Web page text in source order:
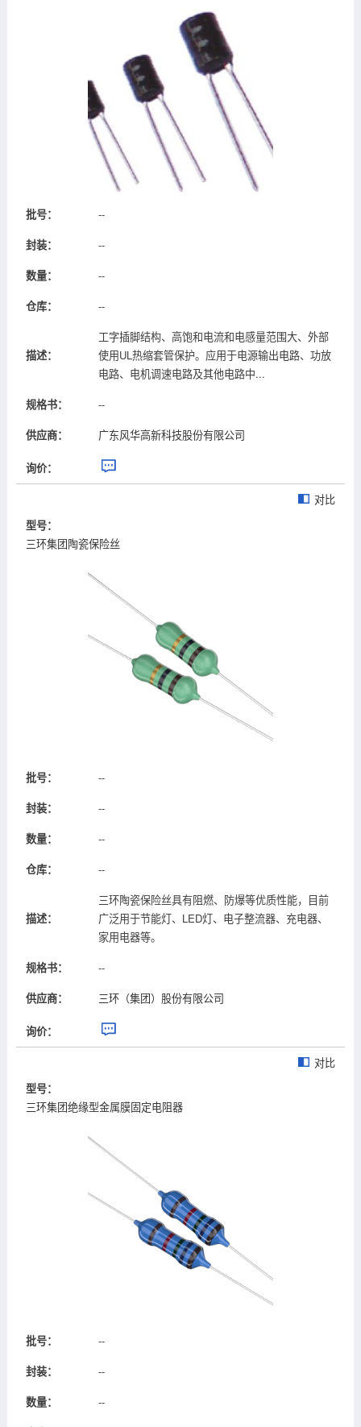
批号：
--
封装：
--
数量：
--
仓库：
--
描述：
工字插脚结构、高饱和电流和电感量范围大、外部
使用UL热缩套管保护。应用于电源输出电路、功放
电路、电机调速电路及其他电路中...
规格书：
--
供应商：
广东风华高新科技股份有限公司
询价：
型号：
三环集团陶瓷保险丝
对比
批号：
--
封装：
--
数量：
--
仓库：
--
描述：
三环陶瓷保险丝具有阻燃、防爆等优质性能，目前
广泛用于节能灯、LED灯、电子整流器、充电器、
家用电器等。
规格书：
--
供应商：
三环（集团）股份有限公司
询价：
型号：
三环集团绝缘型金属膜固定电阻器
对比
批号：
--
封装：
--
数量：
--